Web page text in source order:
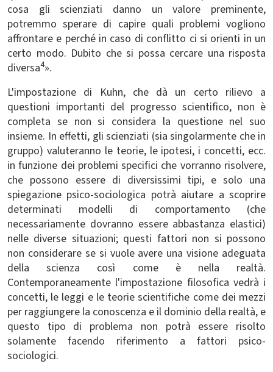
cosa gli scienziati danno un valore preminente,
potremmo sperare di capire quali problemi vogliono
affrontare e perché in caso di conflitto ci si orienti in un
certo modo. Dubito che si possa cercare una risposta
diversa4».
L'impostazione di Kuhn, che dà un certo rilievo a
questioni importanti del progresso scientifico, non è
completa se non si considera la questione nel suo
insieme. In effetti, gli scienziati (sia singolarmente che in
gruppo) valuteranno le teorie, le ipotesi, i concetti, ecc.
in funzione dei problemi specifici che vorranno risolvere,
che possono essere di diversissimi tipi, e solo una
spiegazione psico-sociologica potrà aiutare a scoprire
determinati modelli di comportamento (che
necessariamente dovranno essere abbastanza elastici)
nelle diverse situazioni; questi fattori non si possono
non considerare se si vuole avere una visione adeguata
della scienza così come è nella realtà.
Contemporaneamente l'impostazione filosofica vedrà i
concetti, le leggi e le teorie scientifiche come dei mezzi
per raggiungere la conoscenza e il dominio della realtà, e
questo tipo di problema non potrà essere risolto
solamente facendo riferimento a fattori psico-
sociologici.